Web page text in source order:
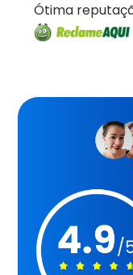
Ótima